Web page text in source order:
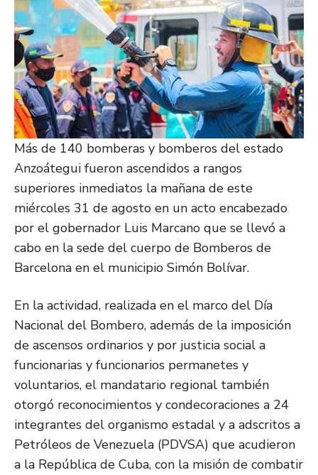
Más de 140 bomberas y bomberos del estado
Anzoátegui fueron ascendidos a rangos
superiores inmediatos la mañana de este
miércoles 31 de agosto en un acto encabezado
por el gobernador Luis Marcano que se llevó a
cabo en la sede del cuerpo de Bomberos de
Barcelona en el municipio Simón Bolívar.
En la actividad, realizada en el marco del Día
Nacional del Bombero, además de la imposición
de ascensos ordinarios y por justicia social a
funcionarias y funcionarios permanetes y
voluntarios, el mandatario regional también
otorgó reconocimientos y condecoraciones a 24
integrantes del organismo estadal y a adscritos a
Petróleos de Venezuela (PDVSA) que acudieron
a la República de Cuba, con la misión de combatir